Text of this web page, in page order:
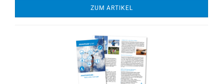
ZUM ARTIKEL